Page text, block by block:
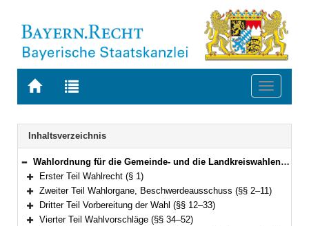
Zur
BAYERN.RECHT
Zur
letzten
Suche
Toggle
Navigation
Inhaltsverzeichnis
Bereich reduzieren
Wahlordnung für die Gemeinde- und die Landkreiswahlen (Gemeinde- und Landkreiswahlordnung – GLKrWO) Vom 7. November 2006 (GVBl. S. 852) BayRS 2021-1/2-1-I (§§ 1–103)
Bereich erweitern
Erster Teil Wahlrecht (§ 1)
Bereich erweitern
Zweiter Teil Wahlorgane, Beschwerdeausschuss (§§ 2–11)
Bereich erweitern
Dritter Teil Vorbereitung der Wahl (§§ 12–33)
Vierter Teil Wahlvorschläge (§§ 34–52)